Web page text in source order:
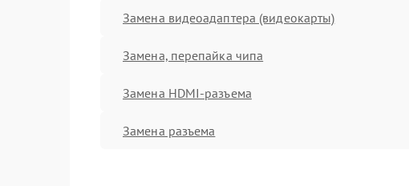
Замена видеоадаптера (видеокарты)
Замена, перепайка чипа
Замена HDMI-разъема
Замена разъема